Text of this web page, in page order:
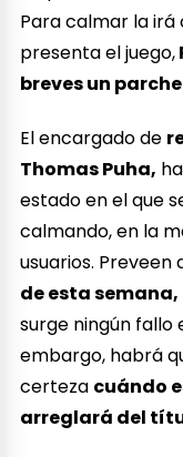
Para calmar la irá
presenta el juego,
breves un
El encargado de
Thomas Puha,
estado en el que
calmando, en la
usuarios. Preveen
de esta semana,
surge ningún fallo
embargo, habrá
certeza cuándo
arreglará del